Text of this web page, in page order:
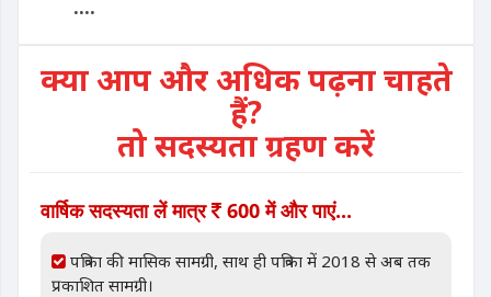
....
क्या आप और अधिक पढ़ना चाहते
हैं?
तो सदस्यता ग्रहण करें
वार्षिक सदस्यता लें मात्र 600 में और पाएं...
पत्रिका की मासिक सामग्री, साथ ही पत्रिका में 2018 से अब तक
प्रकाशित सामग्री।